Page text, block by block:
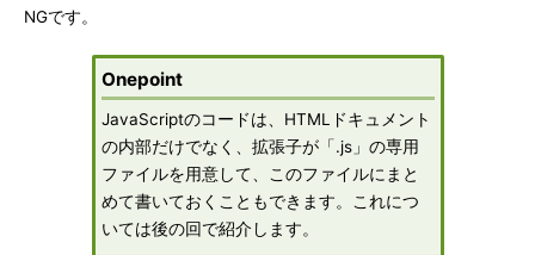
NGです。
Onepoint
JavaScriptのコードは、HTMLドキュメント
の内部だけでなく、拡張子が「.js」の専用
ファイルを用意して、このファイルにまと
めて書いておくこともできます。これにつ
いては後の回で紹介します。